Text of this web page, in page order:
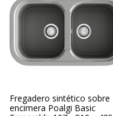
Fregadero sintético sobre
encimera Poalgi Basic